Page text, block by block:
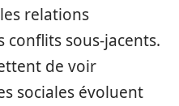
relations
sous-jacents.
de voir
sociales évoluent